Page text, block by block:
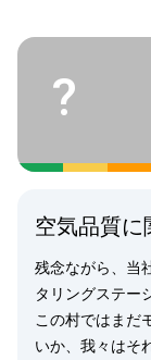
?
空気品質に
残念ながら、当
タリングステー
この村ではまだ
いか、我々はそ